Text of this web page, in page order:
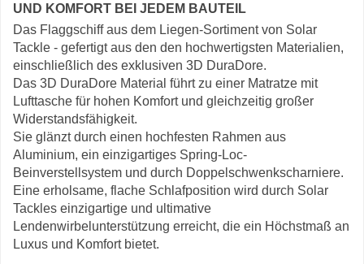
UND KOMFORT BEI JEDEM BAUTEIL
Das Flaggschiff aus dem Liegen-Sortiment von Solar
Tackle - gefertigt aus den den hochwertigsten Materialien,
einschließlich des exklusiven 3D DuraDore.
Das 3D DuraDore Material führt zu einer Matratze mit
Lufttasche für hohen Komfort und gleichzeitig großer
Widerstandsfähigkeit.
Sie glänzt durch einen hochfesten Rahmen aus
Aluminium, ein einzigartiges Spring-Loc-
Beinverstellsystem und durch Doppelschwenkscharniere.
Eine erholsame, flache Schlafposition wird durch Solar
Tackles einzigartige und ultimative
Lendenwirbelunterstützung erreicht, die ein Höchstmaß an
Luxus und Komfort bietet.